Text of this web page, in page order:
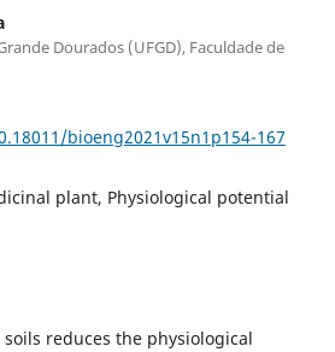
Dourados (UFGD), Faculdade de
bioeng2021v15n1p154-167
plant, Physiological potential
reduces the physiological